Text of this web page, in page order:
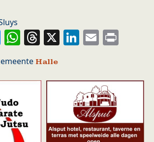
Messenger
WhatsApp
Threads
X LinkedIn
Email
Halle